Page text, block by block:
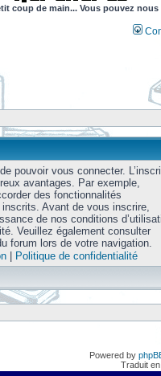
coup de main... Vous pouvez
pouvoir vous connecter.
avantages. Par exemple,
des fonctionnalités
Avant de vous inscrire,
de nos conditions
Veuillez également consulter
forum lors de votre navigation.
| Politique de confidentialité
Powered by
Traduit